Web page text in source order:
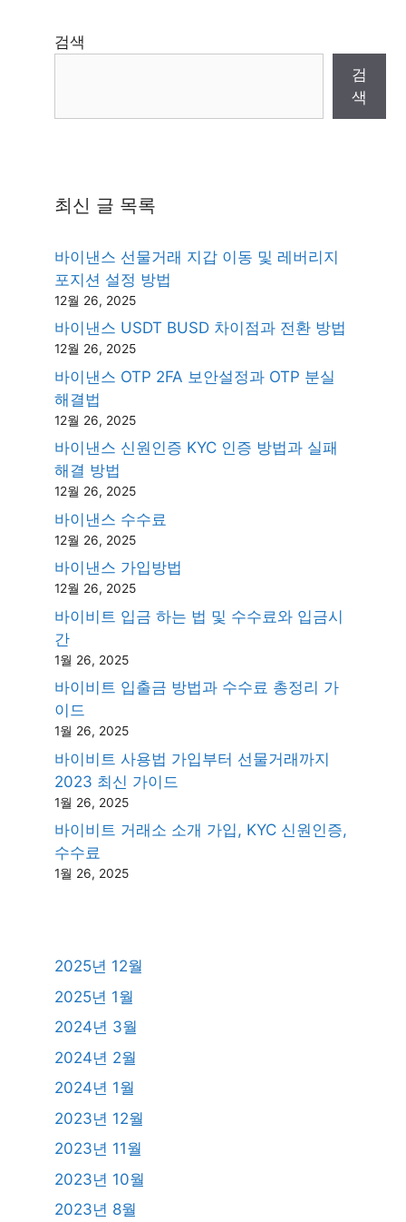
검색
검
색
최신 글 목록
바이낸스 선물거래 지갑 이동 및 레버리지
포지션 설정 방법
12월 26, 2025
바이낸스 USDT BUSD 차이점과 전환 방법
12월 26, 2025
바이낸스 OTP 2FA 보안설정과 OTP 분실
해결법
12월 26, 2025
바이낸스 신원인증 KYC 인증 방법과 실패
해결 방법
12월 26, 2025
바이낸스 수수료
12월 26, 2025
바이낸스 가입방법
12월 26, 2025
바이비트 입금 하는 법 및 수수료와 입금시
간
1월 26, 2025
바이비트 입출금 방법과 수수료 총정리 가
이드
1월 26, 2025
바이비트 사용법 가입부터 선물거래까지
2023 최신 가이드
1월 26, 2025
바이비트 거래소 소개 가입, KYC 신원인증,
수수료
1월 26, 2025
2025년 12월
2025년 1월
2024년 3월
2024년 2월
2024년 1월
2023년 12월
2023년 11월
2023년 10월
2023년 8월